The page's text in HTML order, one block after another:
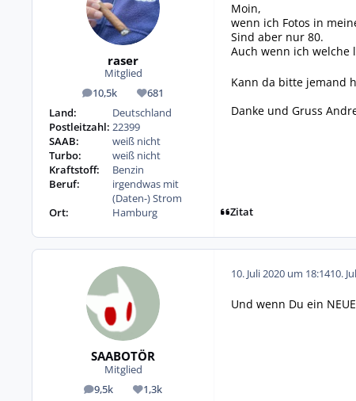
raser
Mitglied
10,5k
Beiträge 681
Reputation
Land:
Deutschland
Postleitzahl: 22399
SAAB:
weiß nicht
Turbo:
weiß nicht
Kraftstoff:
Benzin
Beruf:
irgendwas mit
(Daten-) Strom
Ort:
Hamburg
Moin,
wenn ich Fotos in
Sind aber nur 80.
Auch wenn ich welche
Kann da bitte jemand
Danke und Gruss
Zitat
SAABOTÖR
Mitglied
9,5k
Beiträge 1,3k
Reputation
10. Juli 2020 um 18:1410.
Und wenn Du ein